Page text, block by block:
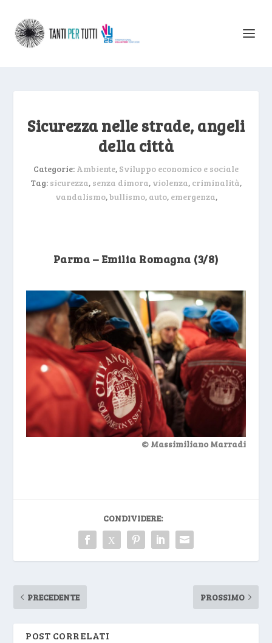
Sicurezza nelle strade, angeli
della città
Categorie: Ambiente, Sviluppo economico e sociale
Tag: sicurezza, senza dimora, violenza, criminalità,
vandalismo,bullismo, auto, emergenza,
Parma – Emilia Romagna (3/8)
© Massimiliano Marradi
CONDIVIDERE:
PRECEDENTE PROSSIMO
POST CORRELATI